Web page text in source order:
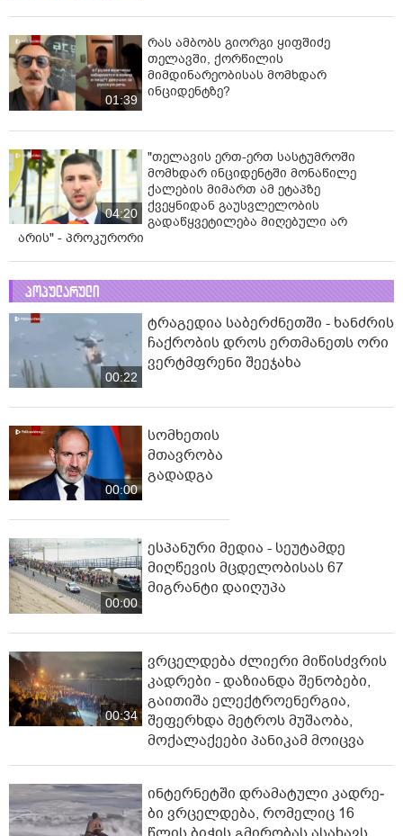
01:39
რას ამბობს გიორგი ყიფშიძე
თელავში, ქორწილის
მიმდინარეობისას მომხდარ
ინციდენტზე?
04:20
"თელავის ერთ-ერთ სასტუმროში
მომხდარ ინციდენტში მონაწილე
ქალების მიმართ ამ ეტაპზე
ქვეყნიდან გაუსვლელობის
გადაწყვეტილება მიღებული არ
არის" - პროკურორი
პოპულარული
00:22
ტრაგედია საბერძნეთში - ხანძრის
ჩაქრობის დროს ერთმანეთს ორი
ვერტმფრენი შეეჯახა
00:00
სომხეთის
მთავრობა
გადადგა
00:00
ესპანური მედია - სეუტამდე
მიღწევის მცდელობისას 67
მიგრანტი დაიღუპა
00:34
ვრცელდება ძლიერი მიწისძვრის
კადრები - დაზიანდა შენობები,
გაითიშა ელექტროენერგია,
შეფერხდა მეტროს მუშაობა,
მოქალაქეები პანიკამ მოიცვა
ინ­ტერ­ნეტ­ში დრა­მა­ტუ­ლი კად­რე­
ბი ვრცელდება, რომელიც 16